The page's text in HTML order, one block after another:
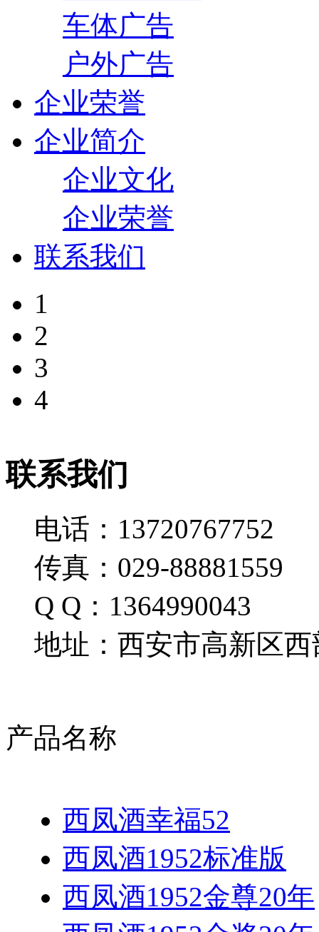
车体广告
户外广告
企业荣誉
企业简介
企业文化
企业荣誉
联系我们
1
2
3
4
联系我们
电话：13720767752
传真：029-88881559
Q Q：1364990043
地址：西安市高新区西
产品名称
西凤酒幸福52
西凤酒1952标准版
西凤酒1952金尊20年